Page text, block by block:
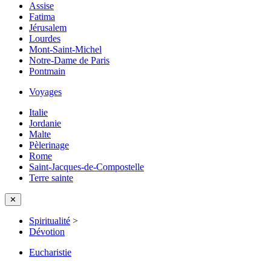
Assise
Fatima
Jérusalem
Lourdes
Mont-Saint-Michel
Notre-Dame de Paris
Pontmain
Voyages
Italie
Jordanie
Malte
Pèlerinage
Rome
Saint-Jacques-de-Compostelle
Terre sainte
✕
Spiritualité >
Dévotion
Eucharistie